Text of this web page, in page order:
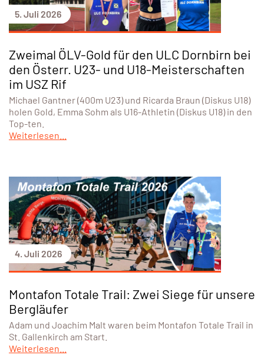
5. Juli 2026
Zweimal ÖLV-Gold für den ULC Dornbirn bei
den Österr. U23- und U18-Meisterschaften
im USZ Rif
Michael Gantner (400m U23) und Ricarda Braun (Diskus U18)
holen Gold, Emma Sohm als U16-Athletin (Diskus U18) in den
Top-ten.
Weiterlesen...
4. Juli 2026
Montafon Totale Trail: Zwei Siege für unsere
Bergläufer
Adam und Joachim Malt waren beim Montafon Totale Trail in
St. Gallenkirch am Start.
Weiterlesen...